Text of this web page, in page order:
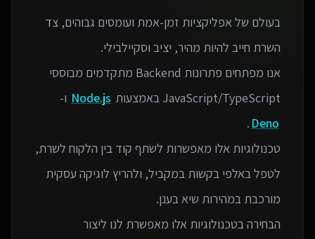
בעולם של אפליקציות זמן-אמת ועומסים גבוהים, צד
אנו מפתחים פתרונות Backend מתקדמים מבוססי
JavaScript/TypeScript באמצעות
Node.js ו-
Deno
טכנולוגיות אלו מאפשרות לשתף קוד בין הלקוח לשרת,
לטפל באלפי בקשות במקביל, ולהריץ לוגיקה עסקית
הבחירה בטכנולוגיות אלו מאפשרת לנו ליצור